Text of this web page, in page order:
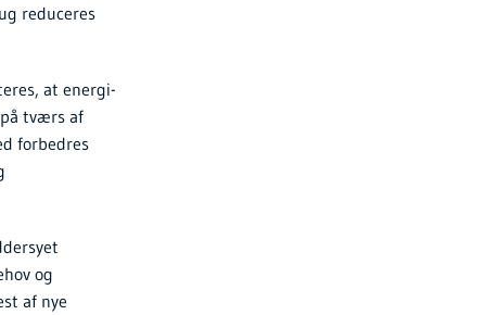
reduceres
at energi-
tværs af
forbedres
og
af nye